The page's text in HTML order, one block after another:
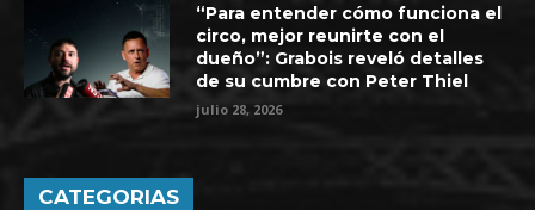
“Para entender cómo funciona el
circo, mejor reunirte con el
dueño”: Grabois reveló detalles
de su cumbre con Peter Thiel
julio 28, 2026
CATEGORIAS